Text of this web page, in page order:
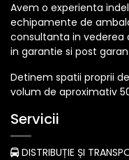
Avem o experienta
echipamente de
consultanta in vederea
in garantie si post
Detinem spatii proprii
volum de aproximativ
Servicii
DISTRIBUȚIE ȘI